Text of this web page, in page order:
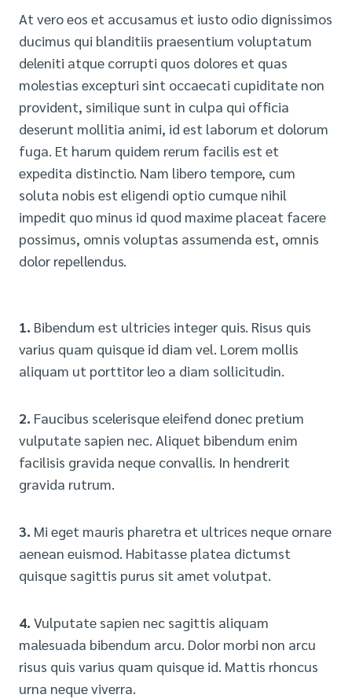
At vero eos et accusamus et iusto odio dignissimos
ducimus qui blanditiis praesentium voluptatum
deleniti atque corrupti quos dolores et quas
molestias excepturi sint occaecati cupiditate non
provident, similique sunt in culpa qui officia
deserunt mollitia animi, id est laborum et dolorum
fuga. Et harum quidem rerum facilis est et
expedita distinctio. Nam libero tempore, cum
soluta nobis est eligendi optio cumque nihil
impedit quo minus id quod maxime placeat facere
possimus, omnis voluptas assumenda est, omnis
dolor repellendus.
1. Bibendum est ultricies integer quis. Risus quis
varius quam quisque id diam vel. Lorem mollis
aliquam ut porttitor leo a diam sollicitudin.
2. Faucibus scelerisque eleifend donec pretium
vulputate sapien nec. Aliquet bibendum enim
facilisis gravida neque convallis. In hendrerit
gravida rutrum.
3. Mi eget mauris pharetra et ultrices neque ornare
aenean euismod. Habitasse platea dictumst
quisque sagittis purus sit amet volutpat.
4. Vulputate sapien nec sagittis aliquam
malesuada bibendum arcu. Dolor morbi non arcu
risus quis varius quam quisque id. Mattis rhoncus
urna neque viverra.